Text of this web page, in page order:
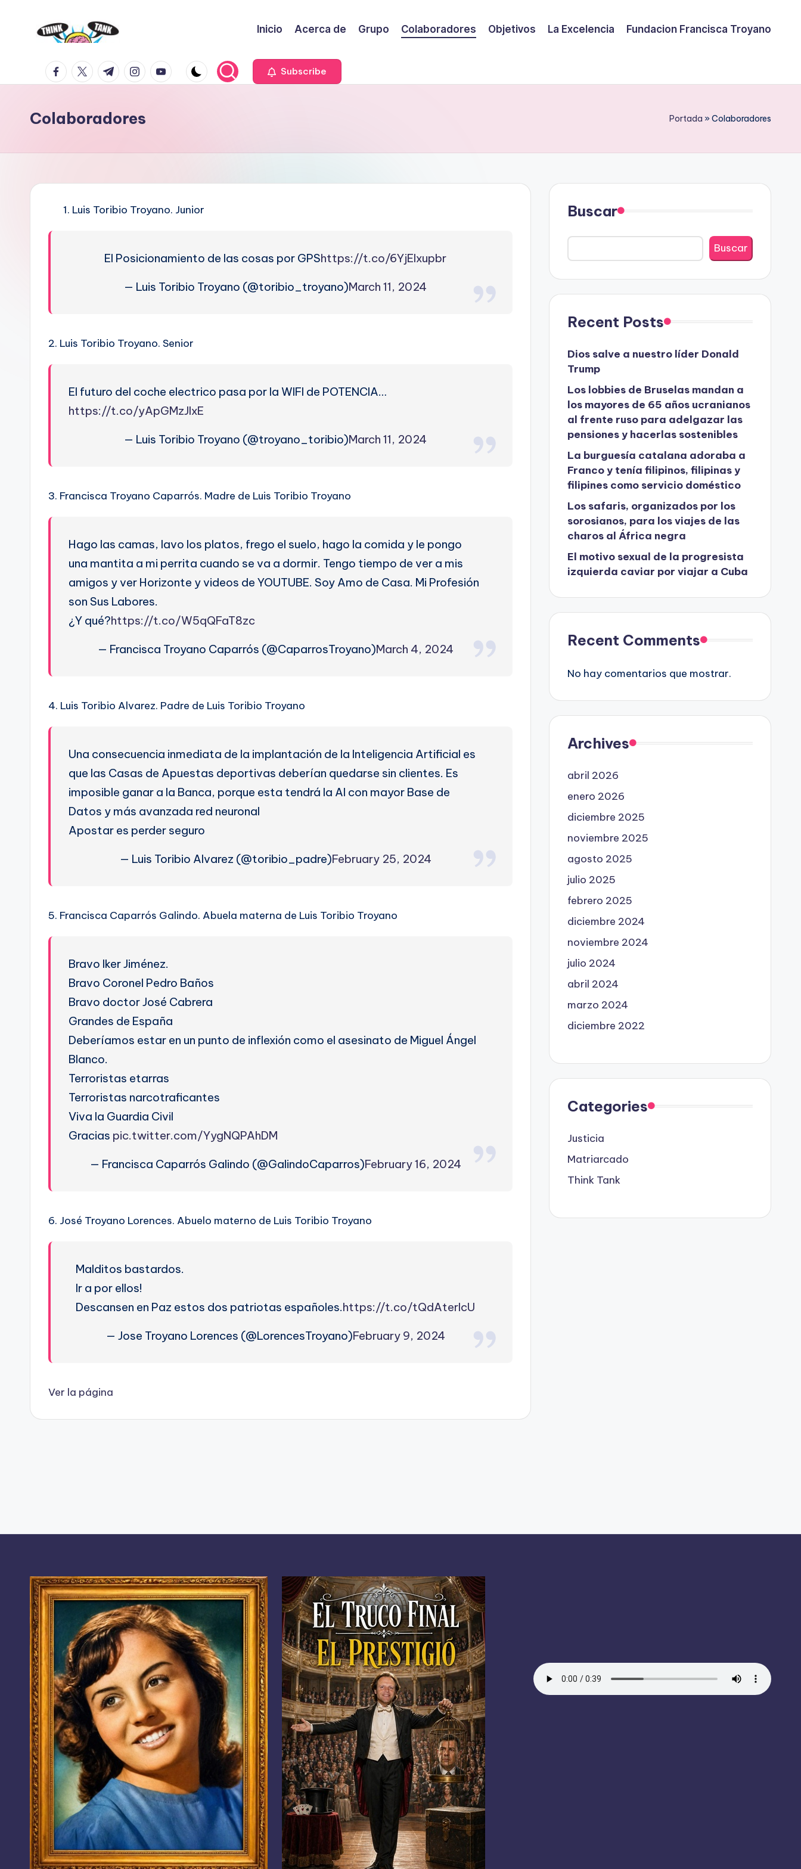
contenido
l
r
o
y
Tank
Inicio Acerca de Grupo Colaboradores Objetivos La Excelencia Fundacion Francisca Troyano
facebook.com
twitter.com
t.me instagram.com
youtube.com Subscribe
Colaboradores Portada »Colaboradores
Luis Toribio Troyano. Junior
El Posicionamiento de las cosas por GPShttps://t.co/6YjElxupbr
— Luis Toribio Troyano (@toribio_troyano)March 11, 2024
2. Luis Toribio Troyano. Senior
El futuro del coche electrico pasa por la WIFI de POTENCIA…
https://t.co/yApGMzJIxE
— Luis Toribio Troyano (@troyano_toribio)March 11, 2024
3. Francisca Troyano Caparrós. Madre de Luis Toribio Troyano
Hago las camas, lavo los platos, frego el suelo, hago la comida y le pongo
una mantita a mi perrita cuando se va a dormir. Tengo tiempo de ver a mis
amigos y ver Horizonte y videos de YOUTUBE. Soy Amo de Casa. Mi Profesión
son Sus Labores.
¿Y qué?https://t.co/W5qQFaT8zc
— Francisca Troyano Caparrós (@CaparrosTroyano)March 4, 2024
4. Luis Toribio Alvarez. Padre de Luis Toribio Troyano
Una consecuencia inmediata de la implantación de la Inteligencia Artificial es
que las Casas de Apuestas deportivas deberían quedarse sin clientes. Es
imposible ganar a la Banca, porque esta tendrá la AI con mayor Base de
Datos y más avanzada red neuronal
Apostar es perder seguro
— Luis Toribio Alvarez (@toribio_padre)February 25, 2024
5. Francisca Caparrós Galindo. Abuela materna de Luis Toribio Troyano
Bravo Iker Jiménez.
Bravo Coronel Pedro Baños
Bravo doctor José Cabrera
Grandes de España
Deberíamos estar en un punto de inflexión como el asesinato de Miguel Ángel
Blanco.
Terroristas etarras
Terroristas narcotraficantes
Viva la Guardia Civil
Gracias pic.twitter.com/YygNQPAhDM
— Francisca Caparrós Galindo (@GalindoCaparros)February 16, 2024
6. José Troyano Lorences. Abuelo materno de Luis Toribio Troyano
Malditos bastardos.
Ir a por ellos!
Descansen en Paz estos dos patriotas españoles.https://t.co/tQdAterIcU
— Jose Troyano Lorences (@LorencesTroyano)February 9, 2024
Ver la página
Buscar
Buscar
Recent Posts
Dios salve a nuestro líder Donald
Trump
Los lobbies de Bruselas mandan a
los mayores de 65 años ucranianos
al frente ruso para adelgazar las
pensiones y hacerlas sostenibles
La burguesía catalana adoraba a
Franco y tenía filipinos, filipinas y
filipines como servicio doméstico
Los safaris, organizados por los
sorosianos, para los viajes de las
charos al África negra
El motivo sexual de la progresista
izquierda caviar por viajar a Cuba
Recent Comments
No hay comentarios que mostrar.
Archives
abril 2026
enero 2026
diciembre 2025
noviembre 2025
agosto 2025
julio 2025
febrero 2025
diciembre 2024
noviembre 2024
julio 2024
abril 2024
marzo 2024
diciembre 2022
Categories
Justicia
Matriarcado
Think Tank